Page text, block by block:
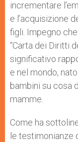
incrementare
e l’acquisizione
figli. Impegno
“Carta dei Diritti
significativo
e nel mondo,
bambini su cosa
mamme.
Come ha
le testimonianze